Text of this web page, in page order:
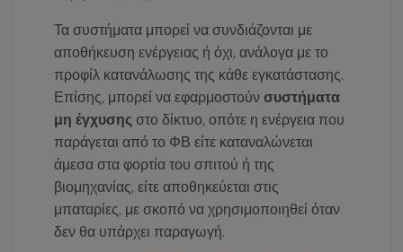
Τα συστήματα μπορεί να συνδιάζονται με
αποθήκευση ενέργειας ή όχι, ανάλογα με το
προφίλ κατανάλωσης της κάθε εγκατάστασης.
Επίσης, μπορεί να εφαρμοστούνσυστήματα
μη έγχυσηςστο δίκτυο, οπότε η ενέργεια που
παράγεται από το ΦΒ είτε καταναλώνεται
άμεσα στα φορτία του σπιτού ή της
βιομηχανίας, είτε αποθηκεύεται στις
μπαταρίες, με σκοπό να χρησιμοποιηθεί όταν
δεν θα υπάρχει παραγωγή.